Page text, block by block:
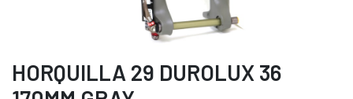
HORQUILLA 29 DUROLUX 36